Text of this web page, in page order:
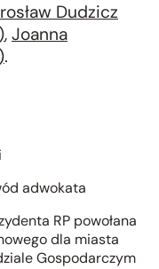
Dudzicz
, Joanna
.
adwokata
RP powołana
dla miasta
Gospodarczym